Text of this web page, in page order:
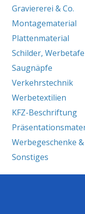
Graviererei & Co.
Montagematerial
Plattenmaterial
Schilder,
Saugnäpfe
Verkehrstechnik
Werbetextilien
KFZ-Beschriftung
Werbegeschenke
Sonstiges